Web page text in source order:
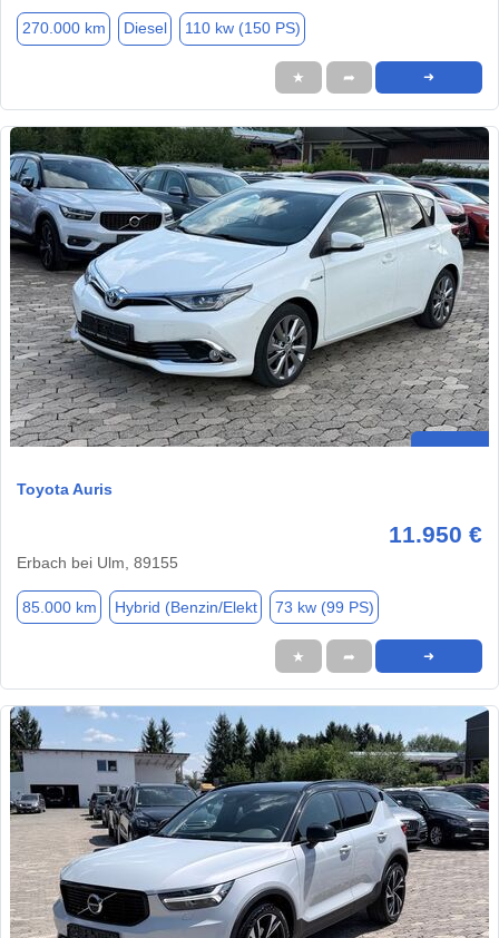
270.000 km Diesel 110 kw (150 PS)
★ ➦ ➜
Toyota Auris
11.950 €
Erbach bei Ulm, 89155
85.000 km Hybrid (Benzin/Elekt 73 kw (99 PS)
★ ➦ ➜